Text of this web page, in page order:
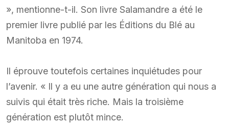
», mentionne-t-il. Son livre Salamandre a été le
premier livre publié par les Éditions du Blé au
Manitoba en 1974.
Il éprouve toutefois certaines inquiétudes pour
l’avenir. « Il y a eu une autre génération qui nous a
suivis qui était très riche. Mais la troisième
génération est plutôt mince.